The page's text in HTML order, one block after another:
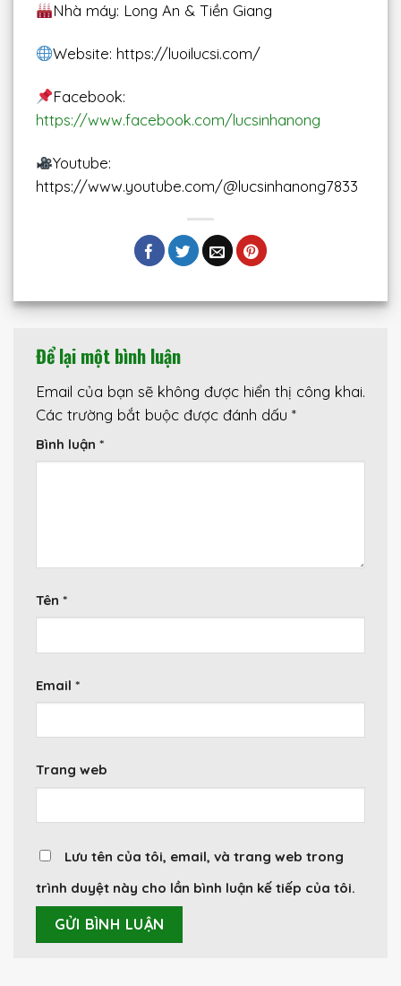
Nhà máy: Long An & Tiền Giang
Website: https://luoilucsi.com/
Facebook:
https://www.facebook.com/lucsinhanong
Youtube:
https://www.youtube.com/@lucsinhanong7833
Để lại một bình luận
Email của bạn sẽ không được hiển thị công khai.
Các trường bắt buộc được đánh dấu *
Bình luận *
Tên *
Email *
Trang web
Lưu tên của tôi, email, và trang web trong
trình duyệt này cho lần bình luận kế tiếp của tôi.